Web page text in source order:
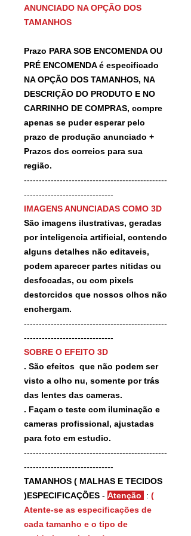
ANUNCIADO NA OPÇÃO DOS
TAMANHOS
Prazo PARA SOB ENCOMENDA OU
PRÉ ENCOMENDA é especificado
NA OPÇÃO DOS TAMANHOS, NA
DESCRIÇÃO DO PRODUTO E NO
CARRINHO DE COMPRAS, compre
apenas se puder esperar pelo
prazo de produção anunciado +
Prazos dos correios para sua
região.
------------------------------------------------
------------------------------
IMAGENS ANUNCIADAS COMO 3D
São imagens ilustrativas, geradas
por inteligencia artificial, contendo
alguns detalhes não editaveis,
podem aparecer partes nitidas ou
desfocadas, ou com pixels
destorcidos que nossos olhos não
enchergam.
------------------------------------------------
------------------------------
SOBRE O EFEITO 3D
. São efeitos que não podem ser
visto a olho nu, somente por trás
das lentes das cameras.
. Façam o teste com iluminação e
cameras profissional, ajustadas
para foto em estudio.
------------------------------------------------
------------------------------
TAMANHOS ( MALHAS E TECIDOS
)ESPECIFICAÇÕES - Atenção : (
Atente-se as especificações de
cada tamanho e o tipo de